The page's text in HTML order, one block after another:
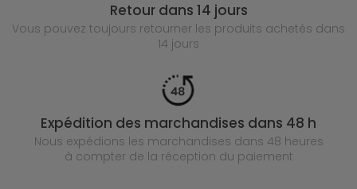
Retour dans 14 jours
Vous pouvez toujours retourner les produits achetés dans
14 jours
Expédition des marchandises dans 48 h
Nous expédions les marchandises dans 48 heures
à compter de la réception du paiement